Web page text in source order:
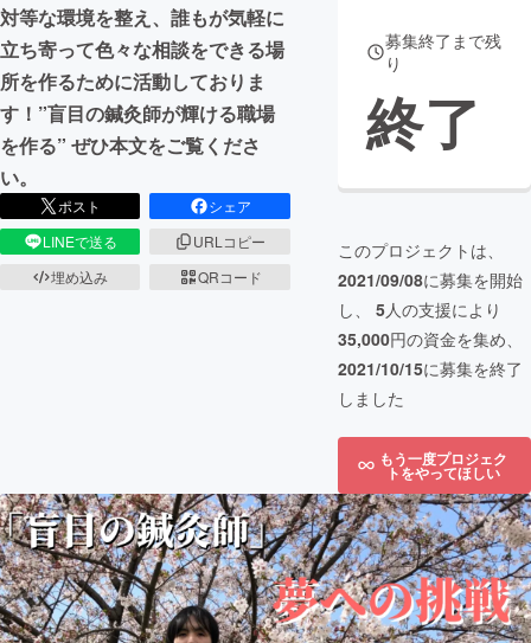
対等な環境を整え、誰もが気軽に
立ち寄って色々な相談をできる場
所を作るために活動しておりま
す！”盲目の鍼灸師が輝ける職場
を作る” ぜひ本文をご覧くださ
い。
ポスト
シェア
LINEで送る
URLコピー
埋め込み
QRコード
募集終了まで残
り
終了
このプロジェクトは、
2021/09/08に募集を開始
し、 5人の支援により
35,000円の資金を集め、
2021/10/15に募集を終了
しました
もう一度プロジェク
トをやってほしい